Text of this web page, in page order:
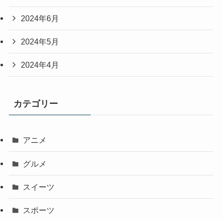
2024年6月
2024年5月
2024年4月
カテゴリー
アニメ
グルメ
スイーツ
スポーツ